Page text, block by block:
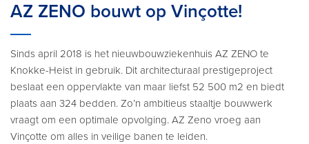
AZ ZENO bouwt op Vinçotte!
Sinds april 2018 is het nieuwbouwziekenhuis AZ ZENO te
Knokke-Heist in gebruik. Dit architecturaal prestigeproject
beslaat een oppervlakte van maar liefst 52 500 m2 en biedt
plaats aan 324 bedden. Zo’n ambitieus staaltje bouwwerk
vraagt om een optimale opvolging. AZ Zeno vroeg aan
Vinçotte om alles in veilige banen te leiden.